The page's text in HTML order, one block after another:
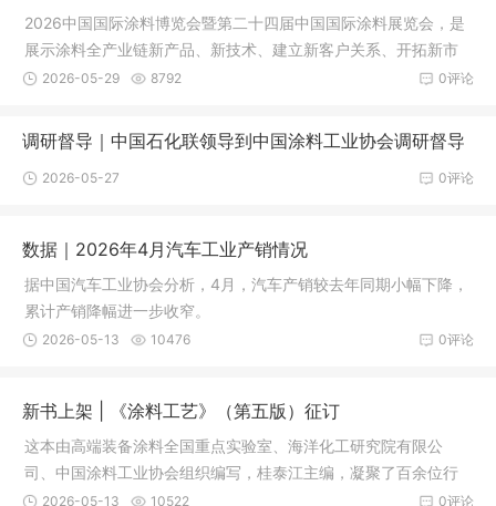
2026中国国际涂料博览会暨第二十四届中国国际涂料展览会，是
展示涂料全产业链新产品、新技术、建立新客户关系、开拓新市
场的最佳平台，同时也是展示整个供应链体系的最佳平台。
0评论
2026-05-29 8792
调研督导｜中国石化联领导到中国涂料工业协会调研督导
0评论
2026-05-27
数据｜2026年4月汽车工业产销情况
据中国汽车工业协会分析，4月，汽车产销较去年同期小幅下降，
累计产销降幅进一步收窄。
0评论
2026-05-13 10476
新书上架 | 《涂料工艺》（第五版）征订
这本由高端装备涂料全国重点实验室、海洋化工研究院有限公
司、中国涂料工业协会组织编写，桂泰江主编，凝聚了百余位行
业专家智慧的巨著，终于正式与大家见面了
0评论
2026-05-13 10522